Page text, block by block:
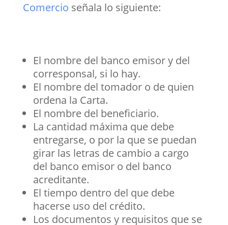
Comercio señala lo siguiente:
El nombre del banco emisor y del
corresponsal, si lo hay.
El nombre del tomador o de quien
ordena la Carta.
El nombre del beneficiario.
La cantidad máxima que debe
entregarse, o por la que se puedan
girar las letras de cambio a cargo
del banco emisor o del banco
acreditante.
El tiempo dentro del que debe
hacerse uso del crédito.
Los documentos y requisitos que se